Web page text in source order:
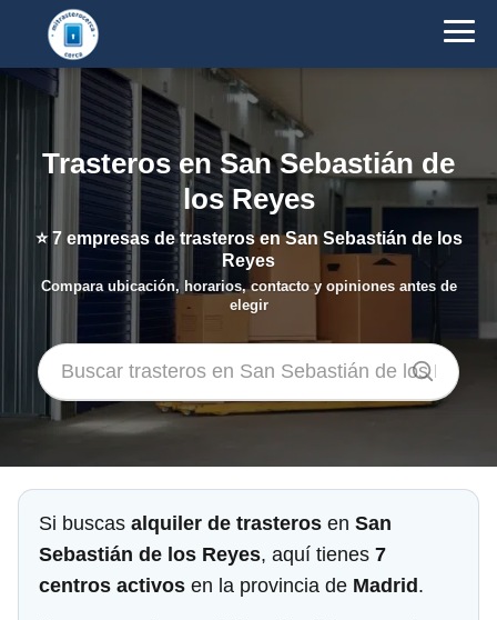
Trasteros en San Sebastián de
los Reyes
⭐7empresas de trasteros en San Sebastián de los
Reyes
Compara ubicación, horarios, contacto y opiniones antes de
elegir
Si buscas alquiler de trasteros en San
Sebastián de los Reyes, aquí tienes 7
centros activos en la provincia de Madrid .